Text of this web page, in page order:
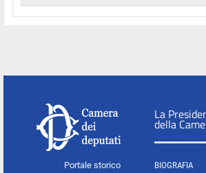
Portale storico
La
della
BIOGRAFIA